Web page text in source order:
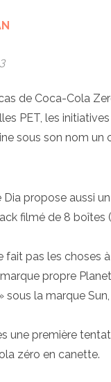
de Coca-Cola
PET, les
sous son nom un
Dia propose aussi
filmé de 8 boîtes
fait pas les choses
propre
sous la marque Sun,
une première
zéro en canette.